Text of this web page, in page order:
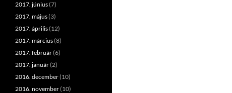
2017. június(7)
2017. május(3)
2017. április(12)
2017. március(8)
2017. február(6)
2017. január(2)
2016. december(10)
2016. november(10)